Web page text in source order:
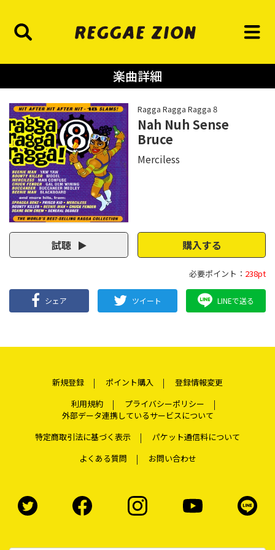
楽曲詳細
Ragga Ragga Ragga 8
Nah Nuh Sense
Bruce
Merciless
試聴 購入する
必要ポイント： 238pt
シェア ツイート LINEで送る
新規登録 ポイント購入
登録情報変更
利用規約
プライバシーポリシー
外部データ連携しているサービスについて
特定商取引法に基づく表示
パケット通信料について
よくある質問
お問い合わせ